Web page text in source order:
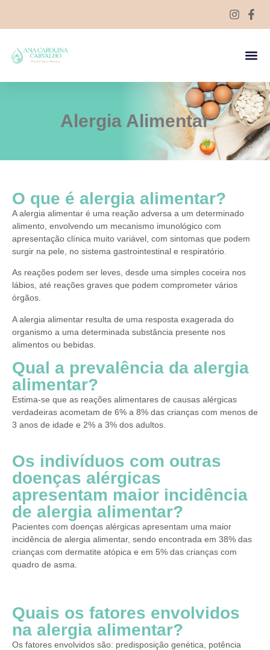
Alergia Alimentar
O que é alergia alimentar?
A alergia alimentar é uma reação adversa a um determinado
alimento, envolvendo um mecanismo imunológico com
apresentação clínica muito variável, com sintomas que podem
surgir na pele, no sistema gastrointestinal e respiratório.
As reações podem ser leves, desde uma simples coceira nos
lábios, até reações graves que podem comprometer vários
órgãos.
A alergia alimentar resulta de uma resposta exagerada do
organismo a uma determinada substância presente nos
alimentos ou bebidas.
Qual a prevalência da alergia
alimentar?
Estima-se que as reações alimentares de causas alérgicas
verdadeiras acometam de 6% a 8% das crianças com menos de
3 anos de idade e 2% a 3% dos adultos.
Os indivíduos com outras
doenças alérgicas
apresentam maior incidência
de alergia alimentar?
Pacientes com doenças alérgicas apresentam uma maior
incidência de alergia alimentar, sendo encontrada em 38% das
crianças com dermatite atópica e em 5% das crianças com
quadro de asma.
Quais os fatores envolvidos
na alergia alimentar?
Os fatores envolvidos são: predisposição genética, potência